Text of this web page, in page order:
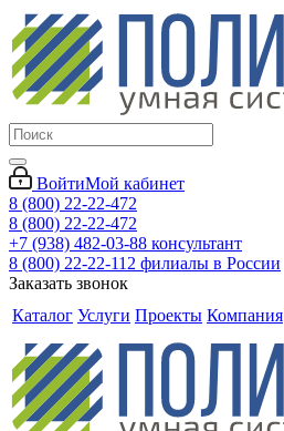
ВойтиМой кабинет
8 (800) 22-22-472
8 (800) 22-22-472
+7 (938) 482-03-88 консультант
8 (800) 22-22-112 филиалы в России
Заказать звонок
Каталог Услуги Проекты Компания